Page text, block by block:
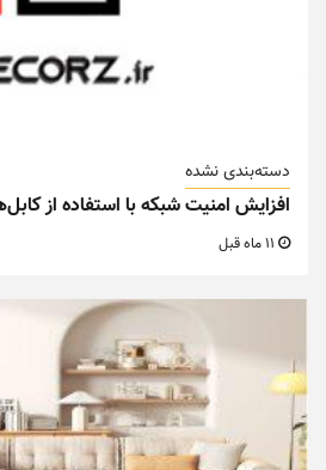
دسته‌بندی نشده
افزایش امنیت شبکه با استفاده از